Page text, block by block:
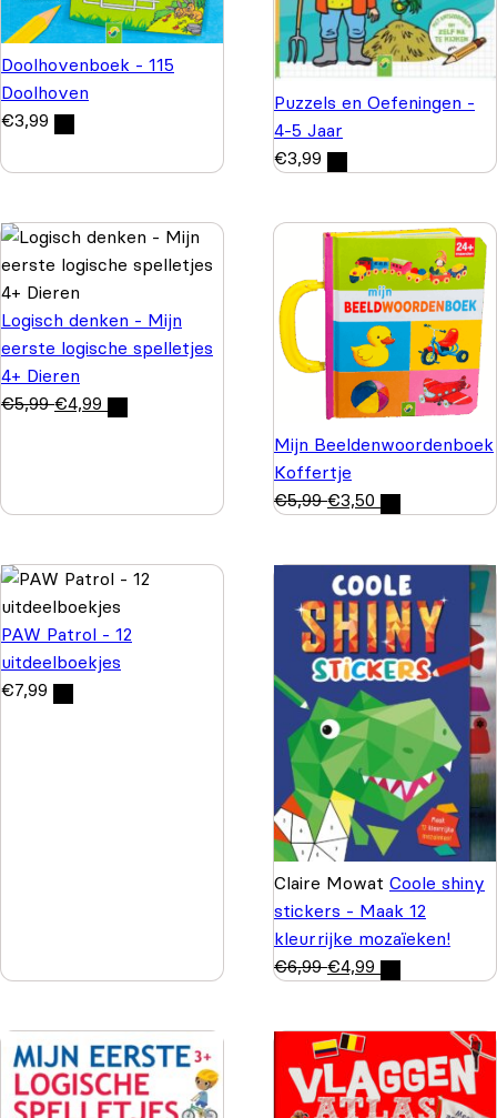
Doolhovenboek - 115
Doolhoven
€3,99
Puzzels en Oefeningen -
4-5 Jaar
€3,99
Logisch denken - Mijn
eerste logische spelletjes
4+ Dieren
€5,99 €4,99
Mijn Beeldenwoordenboek
Koffertje
€5,99 €3,50
PAW Patrol - 12
uitdeelboekjes
€7,99
Claire Mowat Coole shiny
stickers - Maak 12
kleurrijke mozaïeken!
€6,99 €4,99